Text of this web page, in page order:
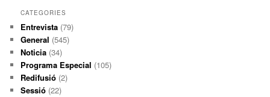
CATEGORIES
Entrevista (79)
General (545)
Noticia (34)
Programa Especial (105)
Redifusió (2)
Sessió (22)